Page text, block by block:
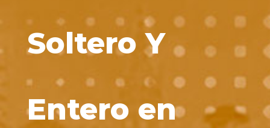
Soltero Y
Entero en